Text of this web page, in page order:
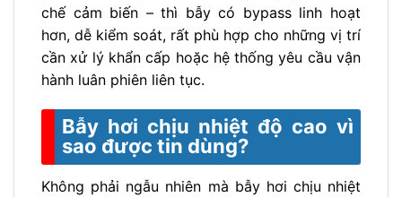
chế cảm biến – thì bẫy có bypass linh hoạt
hơn, dễ kiểm soát, rất phù hợp cho những vị trí
cần xử lý khẩn cấp hoặc hệ thống yêu cầu vận
hành luân phiên liên tục.
Bẫy hơi chịu nhiệt độ cao vì
sao được tin dùng?
Không phải ngẫu nhiên mà bẫy hơi chịu nhiệt